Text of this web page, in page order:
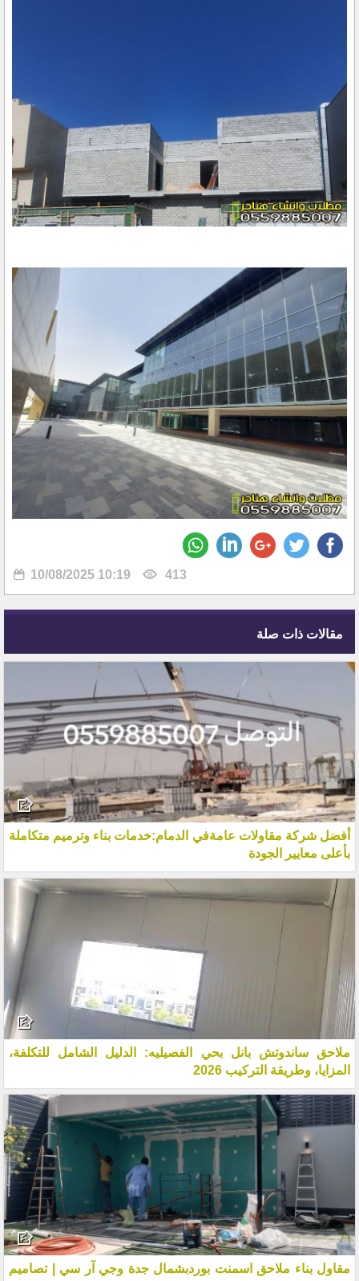
10/08/2025 10:19 413
مقالات ذات صلة
أفضل شركة مقاولات عامةفي الدمام:خدمات بناء وترميم متكاملة
بأعلى معايير الجودة
ملاحق ساندوتش بانل بحي الفصيليه: الدليل الشامل للتكلفة،
المزايا، وطريقة التركيب 2026
مقاول بناء ملاحق اسمنت بوردبشمال جدة وجي آر سي | تصاميم